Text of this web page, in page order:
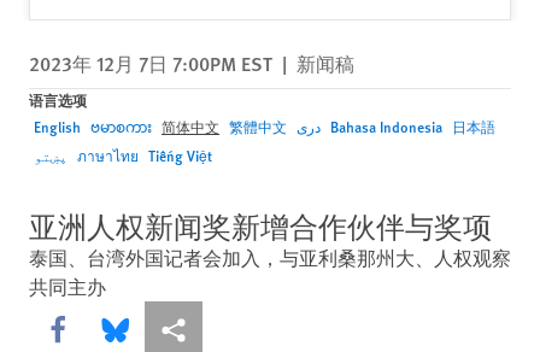
2023年 12月 7日 7:00PM EST | 新闻稿
语言选项
English ဗမာစကား 简体中文 繁體中文 دری Bahasa Indonesia 日本語
پښتو
ภาษาไทย Tiếng Việt
亚洲人权新闻奖新增合作伙伴与奖项
泰国、台湾外国记者会加入，与亚利桑那州大、人权观察
共同主办
Share this via Facebook
Share this via Bluesky
More sharing options